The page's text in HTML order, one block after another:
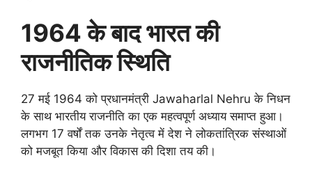
1964के बाद भारत की
राजनीतिक स्थिति
27 मई 1964 को प्रधानमंत्री Jawaharlal Nehru के निधन
के साथ भारतीय राजनीति का एक महत्वपूर्ण अध्याय समाप्त हुआ।
लगभग 17 वर्षों तक उनके नेतृत्व में देश ने लोकतांत्रिक संस्थाओं
को मजबूत किया और विकास की दिशा तय की।